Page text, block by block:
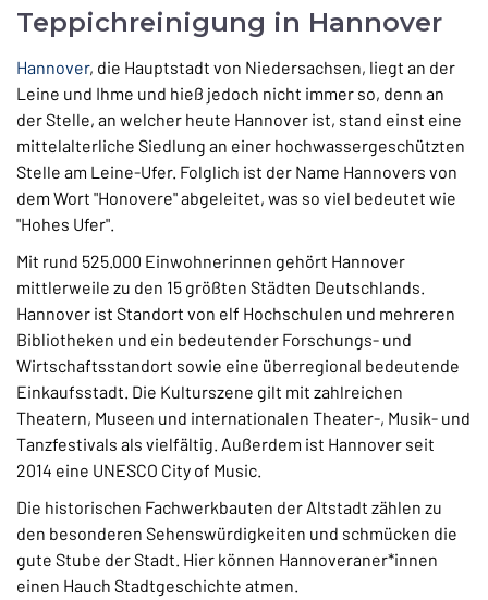
Teppichreinigung in Hannover
Hannover, die Hauptstadt von Niedersachsen, liegt an der
Leine und Ihme und hieß jedoch nicht immer so, denn an
der Stelle, an welcher heute Hannover ist, stand einst eine
mittelalterliche Siedlung an einer hochwassergeschützten
Stelle am Leine-Ufer. Folglich ist der Name Hannovers von
dem Wort "Honovere" abgeleitet, was so viel bedeutet wie
"Hohes Ufer".
Mit rund 525.000 Einwohnerinnen gehört Hannover
mittlerweile zu den 15 größten Städten Deutschlands.
Hannover ist Standort von elf Hochschulen und mehreren
Bibliotheken und ein bedeutender Forschungs- und
Wirtschaftsstandort sowie eine überregional bedeutende
Einkaufsstadt. Die Kulturszene gilt mit zahlreichen
Theatern, Museen und internationalen Theater-, Musik- und
Tanzfestivals als vielfältig. Außerdem ist Hannover seit
2014 eine UNESCO City of Music.
Die historischen Fachwerkbauten der Altstadt zählen zu
den besonderen Sehenswürdigkeiten und schmücken die
gute Stube der Stadt. Hier können Hannoveraner*innen
einen Hauch Stadtgeschichte atmen.